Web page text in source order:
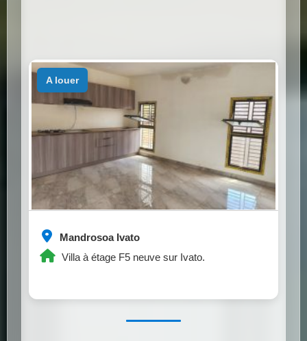
Mandrosoa Ivato
Villa à étage F5 neuve sur Ivato.
a louer